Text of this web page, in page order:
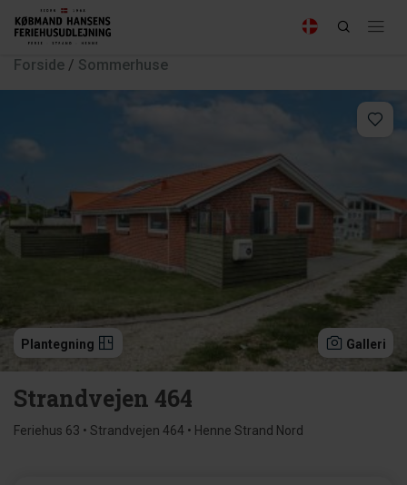
Forside / Sommerhuse
Plantegning Galleri
Strandvejen 464
Feriehus 63 • Strandvejen 464 • Henne Strand Nord